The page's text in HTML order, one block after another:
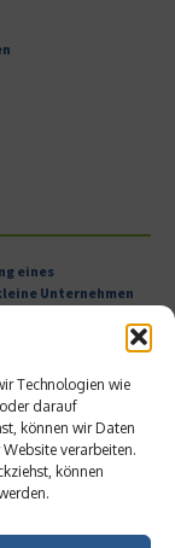
Technologien wie
darauf
können wir Daten
verarbeiten.
können
eines
Unternehmen
Ikone der globalen
Zeit